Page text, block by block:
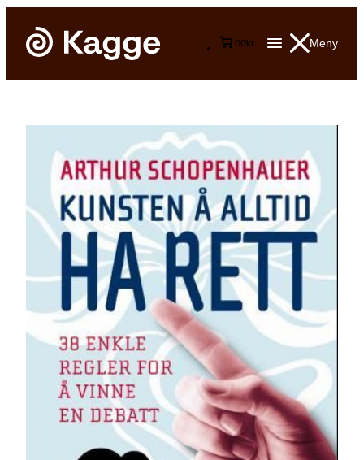
Meny
00kr